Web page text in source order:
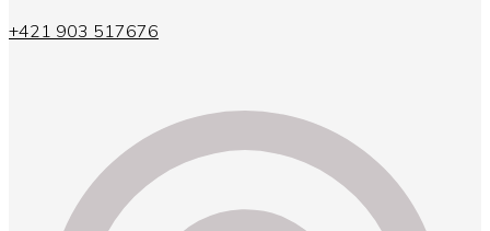
+421 903 517676